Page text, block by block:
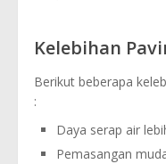
Kelebihan
Berikut beberapa
:
Daya serap air
Pemasangan